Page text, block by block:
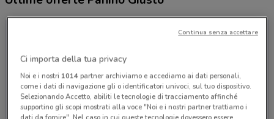
Ci importa della tua privacy
Noi e i nostri 1014partner archiviamo e accediamo ai dati personali,
come i dati di navigazione gli o identificatori univoci, sul tuo dispositivo.
Selezionando Accetto, abiliti le tecnologie di tracciamento affinché
supportino gli scopi mostrati alla voce "Noi e i nostri partner trattiamo i
dati da fornire". Nel caso in cui queste tecnologie dovessero essere
Continua senza accettare